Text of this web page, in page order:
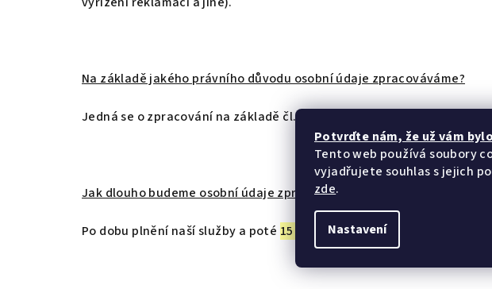
Potvrďte nám​​, že už vám
Tento web používá soubory
vyjadřujete souhlas s jejich
zde.
Nastavení
Na základě jakého právního důvodu osobní údaje zpracováváme?
Jedná se o zpracování na základě čl. 6 odst. 1 písm. b) GDPR – plnění
Jak dlouho budeme osobní údaje zpracovávat?
Po dobu plnění naší služby a poté 15 let od posledního poskytnutí